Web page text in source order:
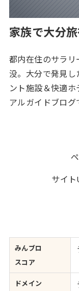
家族で大分
都内在住のサラリ
没。大分で発見し
ント施設＆快適
アルガイドブログ
サイト
みんブロ
スコア
ドメイン